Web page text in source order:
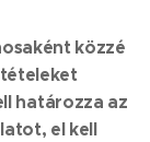
közzé
határozza az
el kell